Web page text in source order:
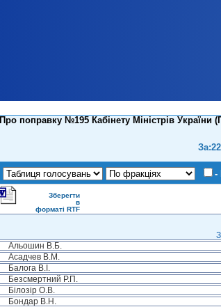
Про поправку №195 Кабінету Міністрів
-
Зберегти
в
форматі RTF
Альошин В.Б.
Асадчев В.М.
Балога В.І.
Безсмертний Р.П.
Білозір О.В.
Бондар В.Н.